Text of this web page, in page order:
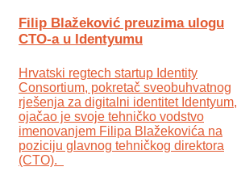
Filip Blažeković preuzima ulogu
CTO-a u Identyumu
Hrvatski regtech startup Identity
Consortium, pokretač sveobuhvatnog
rješenja za digitalni identitet Identyum,
ojаčao je svoje tehničko vodstvo
imenovanjem Filipa Blažekovića na
poziciju glavnog tehničkog direktora
(CTO).